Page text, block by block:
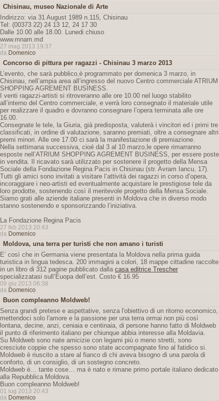
Chisinau, museo Nazionale di Arte
Indirizzo: via 31 August 1989 n.115, Chisinau
Tel: (00373 22) 24 13 12, 24 17 30
Dalle 10.00 alle 18.00. Lunedi chiuso
www.mnam.md
27 mag 2013 19:37
da Domenico
Concorso di pittura per ragazzi - Chisinau 3 marzo 2013
L’evento, che sarà pubblico,è programmato per domenica 3 marzo, in
Chisinau, nell’ampia area all’ingresso del nuovo Centro commerciale ATRIUM
SHOPPING AGREMENT BUSINESS.
I venti ragazzi-artisti si ritroveranno alle ore 10.00 nel luogo stabilito
all’interno del Centro commerciale, e verrà loro consegnato il materiale utile
per realizzare il quadro e dovranno consegnare l’opera terminata alle ore
16.00.
Consegnate le tele, la Giuria, già predisposta, valuterà i vincitori ed i primi tre
classificati, in ordine di valutazione, saranno premiati, oltre a consegnare altri
premi minori. Alle ore 17.00 ci sarà la manifestazione di premiazione.
Nella settimana successiva, cioé dal 3 al 10 marzo,le opere rimarranno
esposte nell’ATRIUM SHOPPING AGREMENT BUSINESS, per essere poste
in vendita. Il ricavato sarà utilizzato per sostenere il progetto della Mensa
Sociale della Fondazione Regina Pacis in Chisinau (str. Avram Iancu, 17).
Tutti gli amici sono invitati a visitare l’attività dei ragazzi in corso d’opera,
incoraggiare i neo-artisti ed eventualmente acquistare le prestigiose tele da
loro prodotte, sostenendo così il meritevole progetto della Mensa Sociale.
Siamo grati alle aziende italiane presenti in Moldova che in diverso modo
stanno sostenendo e sponsorizzando l’iniziativa.
La Fondazione Regina Pacis
27 feb 2013 20:43
da Domenico
Moldova, una terra per turisti che non amano i turisti
E’ così che in Germania viene presentata la Moldova nella prima guida
turistica in lingua tedesca. 200 immagini a colori, 18 mappe cittadine raccolte
in un libro di 312 pagine pubblicato dalla casa editrice Trescher
specializzatasi sull’Euopa dell’est. Costo € 16.95
09 giu 2013 06:38
da Domenico
Buon compleanno Moldweb!
Senza grandi pretese e aspettative, senza l'obiettivo di un ritorno economico,
mettendoci solo l'amore e la passione per una terra ormai non più così
lontana, decine, anzi, ceniaia e centinaia, di persone hanno fatto di Moldweb
il punto di riferimento italiano per chiunque abbia interesse alla Moldavia.
Su Moldweb sono nate amicizie con legami più o meno stretti, sono
cresciute coppie che spesso sono state accompagnate fino al fatidico si.
Moldweb è riuscito a stare al fianco di chi aveva bisogno di una parola di
conforto, di un consiglio, di un sostegno concreto.
Moldweb è… tante cose… ma è nato e rimane primo portale italiano dedicato
alla Repubblica Moldova.
Buon compleanno Moldweb!
01 lug 2013 20:43
da Domenico